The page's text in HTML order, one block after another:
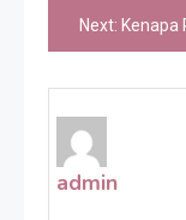
Next: Kenapa
admin